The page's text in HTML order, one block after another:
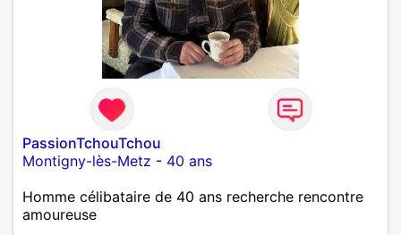
PassionTchouTchou
Montigny-lès-Metz - 40 ans
Homme célibataire de 40 ans recherche rencontre
amoureuse